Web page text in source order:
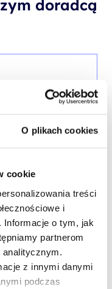
O plikach cookies
cookie
treści
i
Informacje o tym, jak
partnerom
z innymi danymi
podczas
doradcą